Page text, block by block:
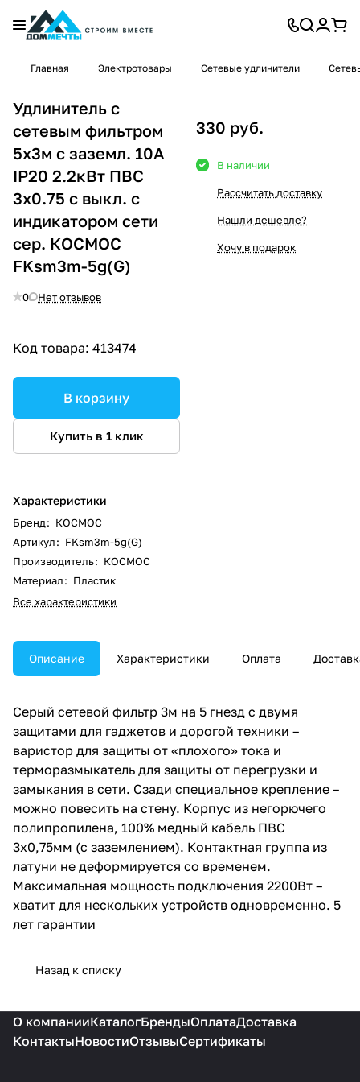
Главная Электротовары Сетевые удлинители
Удлинитель с
сетевым фильтром
5х3м с заземл. 10А
IP20 2.2кВт ПВС
3х0.75 с выкл. с
индикатором сети
сер. КОСМОС
FKsm3m-5g(G)
0 Нет отзывов
Код товара: 413474
В корзину
Купить в 1 клик
Характеристики
Бренд: КОСМОС
Артикул: FKsm3m-5g(G)
Производитель: КОСМОС
Материал: Пластик
Все характеристики
330 руб.
В наличии
Рассчитать доставку
Нашли дешевле?
Хочу в подарок
Описание Характеристики Оплата
Серый сетевой фильтр 3м на 5 гнезд с двумя
защитами для гаджетов и дорогой техники –
варистор для защиты от «плохого» тока и
терморазмыкатель для защиты от перегрузки и
замыкания в сети. Сзади специальное крепление –
можно повесить на стену. Корпус из негорючего
полипропилена, 100% медный кабель ПВС
3х0,75мм (с заземлением). Контактная группа из
латуни не деформируется со временем.
Максимальная мощность подключения 2200Вт –
хватит для нескольких устройств одновременно. 5
лет гарантии
Назад к списку
О компанииКаталогБрендыОплатаДоставка
КонтактыНовостиОтзывыСертификаты